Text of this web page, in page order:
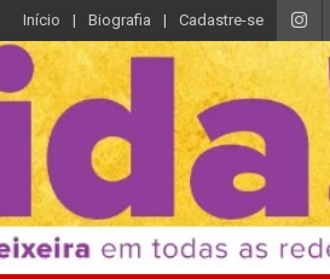
Início Biografia Cadastre-se